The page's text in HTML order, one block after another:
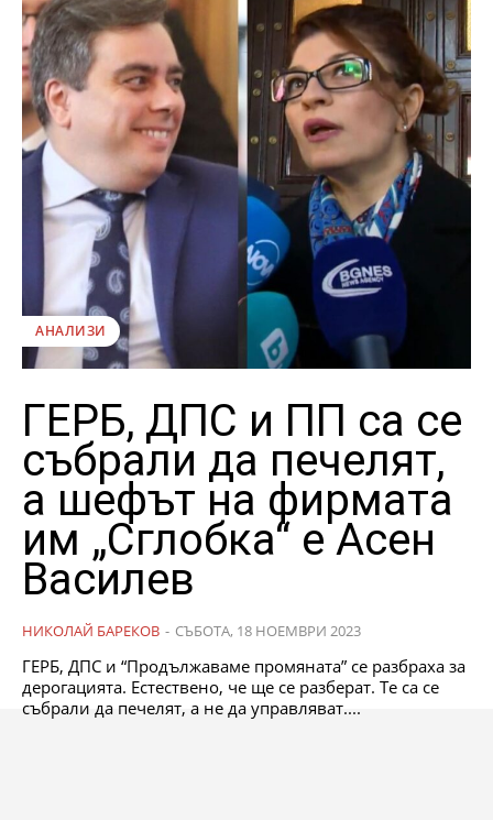
АНАЛИЗИ
ГЕРБ, ДПС и ПП са се
събрали да печелят,
а шефът на фирмата
им „Сглобка“ е Асен
Василев
НИКОЛАЙ БАРЕКОВ - СЪБОТА, 18 НОЕМВРИ 2023
ГЕРБ, ДПС и “Продължаваме промяната” се разбраха за
дерогацията. Естествено, че ще се разберат. Те са се
събрали да печелят, а не да управляват....